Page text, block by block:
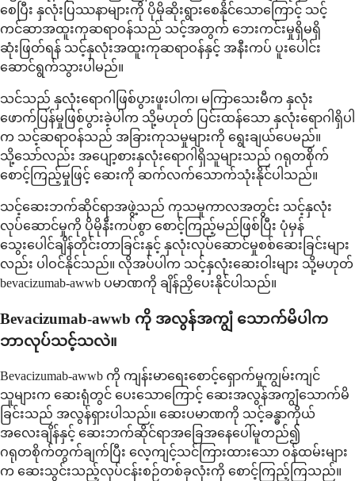
စေပြီး နှလုံးပြဿနာများကို ပိုမိုဆိုးရွားစေနိုင်သောကြောင့် သင့်
ကင်ဆာအထူးကုဆရာဝန်သည် သင့်အတွက် ဘေးကင်းမှုရှိမရှိ
ဆုံးဖြတ်ရန် သင့်နှလုံးအထူးကုဆရာဝန်နှင့် အနီးကပ် ပူးပေါင်း
ဆောင်ရွက်သွားပါမည်။
သင်သည် နှလုံးရောဂါဖြစ်ပွားဖူးပါက၊ မကြာသေးမီက နှလုံး
ဖောက်ပြန်မှုဖြစ်ပွားခဲ့ပါက သို့မဟုတ် ပြင်းထန်သော နှလုံးရောဂါရှိပါ
က သင့်ဆရာဝန်သည် အခြားကုသမှုများကို ရွေးချယ်ပေမည်။
သို့သော်လည်း အပျော့စားနှလုံးရောဂါရှိသူများသည် ဂရုတစိုက်
စောင့်ကြည့်မှုဖြင့် ဆေးကို ဆက်လက်သောက်သုံးနိုင်ပါသည်။
သင့်ဆေးဘက်ဆိုင်ရာအဖွဲ့သည် ကုသမှုကာလအတွင်း သင့်နှလုံး
လုပ်ဆောင်မှုကို ပိုမိုနီးကပ်စွာ စောင့်ကြည့်မည်ဖြစ်ပြီး ပုံမှန်
သွေးပေါင်ချိန်တိုင်းတာခြင်းနှင့် နှလုံးလုပ်ဆောင်မှုစစ်ဆေးခြင်းများ
လည်း ပါဝင်နိုင်သည်။ လိုအပ်ပါက သင့်နှလုံးဆေးဝါးများ သို့မဟုတ်
bevacizumab-awwb ပမာဏကို ချိန်ညှိပေးနိုင်ပါသည်။
Bevacizumab-awwb ကို အလွန်အကျွံ သောက်မိပါက
ဘာလုပ်သင့်သလဲ။
Bevacizumab-awwb ကို ကျန်းမာရေးစောင့်ရှောက်မှုကျွမ်းကျင်
သူများက ဆေးရုံတွင် ပေးသောကြောင့် ဆေးအလွန်အကျွံသောက်မိ
ခြင်းသည် အလွန်ရှားပါသည်။ ဆေးပမာဏကို သင့်ခန္ဓာကိုယ်
အလေးချိန်နှင့် ဆေးဘက်ဆိုင်ရာအခြေအနေပေါ်မူတည်၍
ဂရုတစိုက်တွက်ချက်ပြီး လေ့ကျင့်သင်ကြားထားသော ဝန်ထမ်းများ
က ဆေးသွင်းသည့်လုပ်ငန်းစဉ်တစ်ခုလုံးကို စောင့်ကြည့်ကြသည်။